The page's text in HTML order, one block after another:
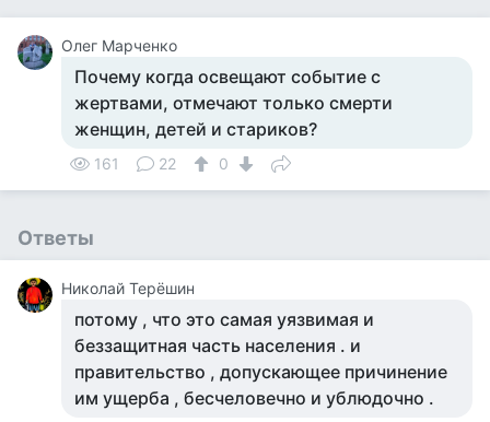
Олег Марченко
Почему когда освещают событие с
жертвами, отмечают только смерти
женщин, детей и стариков?
161 22 0
Ответы
Николай Терёшин
потому , что это самая уязвимая и
беззащитная часть населения . и
правительство , допускающее причинение
им ущерба , бесчеловечно и ублюдочно .